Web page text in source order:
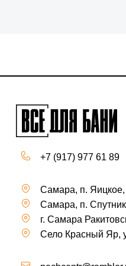
+7 (917) 977 61 89
Самара, п.
Самара, п.
г. Самара
Село Красный Яр,